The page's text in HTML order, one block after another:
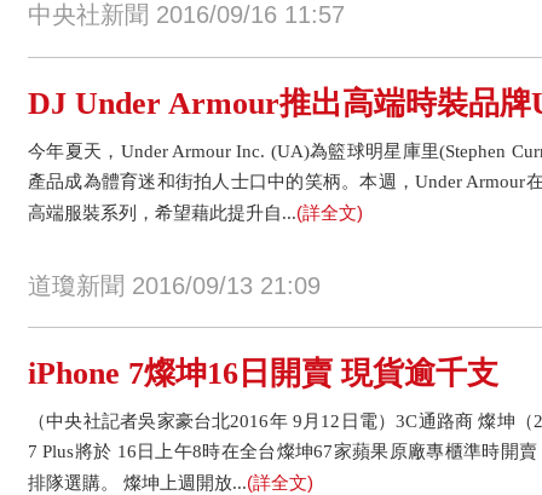
中央社新聞 2016/09/16 11:57
DJ Under Armour推出高端時裝品牌
今年夏天，Under Armour Inc. (UA)為籃球明星庫里(Stephen
產品成為體育迷和街拍人士口中的笑柄。本週，Under Armour
高端服裝系列，希望藉此提升自...(詳全文)
道瓊新聞 2016/09/13 21:09
iPhone 7燦坤16日開賣 現貨逾千支
（中央社記者吳家豪台北2016年 9月12日電）3C通路商 燦坤（
7 Plus將於 16日上午8時在全台燦坤67家蘋果原廠專櫃準時開
排隊選購。 燦坤上週開放...(詳全文)